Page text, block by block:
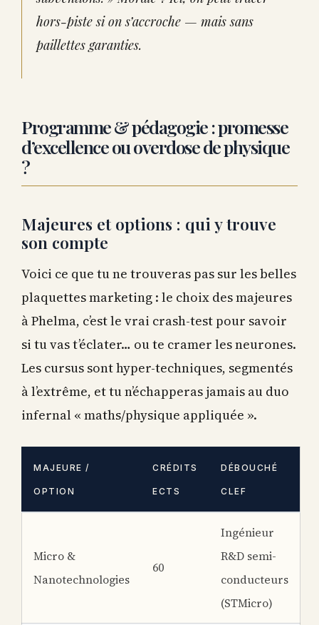
hors-piste si on s’accroche — mais sans
paillettes garanties.
Programme & pédagogie : promesse
d’excellence ou overdose de physique
?
Majeures et options : qui y trouve
son compte
Voici ce que tu ne trouveras pas sur les belles
plaquettes marketing : le choix des majeures
à Phelma, c’est le vrai crash-test pour savoir
si tu vas t’éclater… ou te cramer les neurones.
Les cursus sont hyper-techniques, segmentés
à l’extrême, et tu n’échapperas jamais au duo
infernal « maths/physique appliquée ».
MAJEURE /
OPTION
CRÉDITS
ECTS
DÉBOUCHÉ
CLEF
Micro &
Nanotechnologies
60
Ingénieur
R&D semi-
conducteurs
(STMicro)